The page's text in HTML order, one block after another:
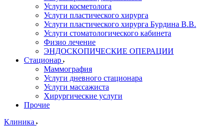
Услуги косметолога
Услуги пластического хирурга
Услуги пластического хирурга Бурдина В.В.
Услуги стоматологического кабинета
Физио лечение
ЭНДОСКОПИЧЕСКИЕ ОПЕРАЦИИ
Стационар
Маммография
Услуги дневного стационара
Услуги массажиста
Хирургические услуги
Прочие
Клиника